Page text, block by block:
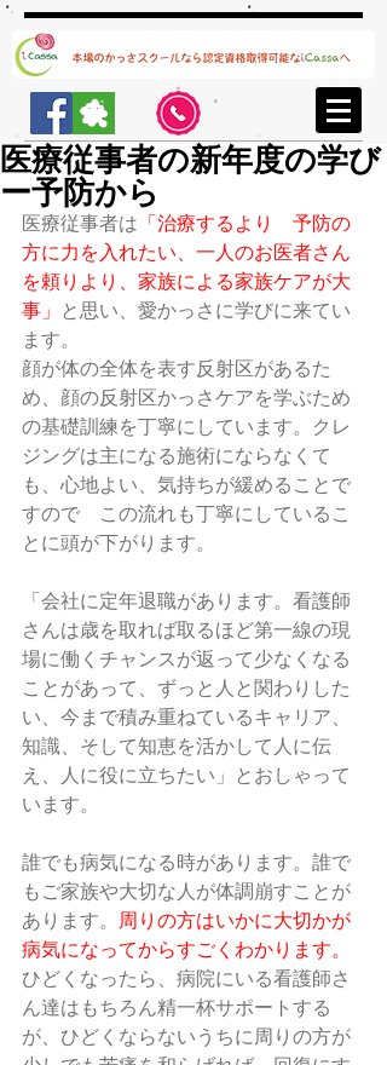
医療従事者の新年度の学び
ー予防から
医療従事者は 「治療するより　予防の
方に力を入れたい、一人のお医者さん
を頼りより、家族による家族ケアが大
事」
と思い、愛かっさに学びに来てい
ます。
顔が体の全体を表す反射区があるた
め、顔の反射区かっさケアを学ぶため
の基礎訓練を丁寧にしています。クレ
ジングは主になる施術にならなくて
も、心地よい、気持ちが緩めることで
すので　この流れも丁寧にしているこ
とに頭が下がります。
「会社に定年退職があります。看護師
さんは歳を取れば取るほど第一線の現
場に働くチャンスが返って少なくなる
ことがあって、ずっと人と関わりした
い、今まで積み重ねているキャリア、
知識、そして知恵を活かして人に伝
え、人に役に立ちたい」とおしゃって
います。
誰でも病気になる時があります。誰で
もご家族や大切な人が体調崩すことが
あります。
周りの方はいかに大切かが
病気になってからすごくわかります。
ひどくなったら、病院にいる看護師さ
ん達はもちろん精一杯サポートする
が、ひどくならないうちに周りの方が